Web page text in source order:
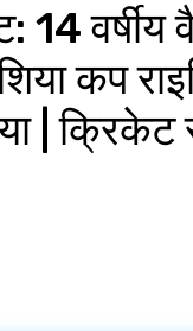
वर्षीय
कप
| क्रिकेट